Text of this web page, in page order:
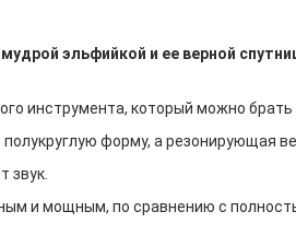
эльфийкой и ее верной
инструмента, который можно
форму, а резонирующая
звук.
и мощным, по сравнению с